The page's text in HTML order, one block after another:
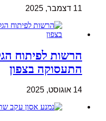
11 דצמבר, 2025
הרשות לפיתוח
התעסוקה בצפון
14 אוגוסט, 2025